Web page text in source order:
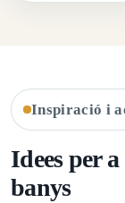
Inspiració i
Idees per
banys